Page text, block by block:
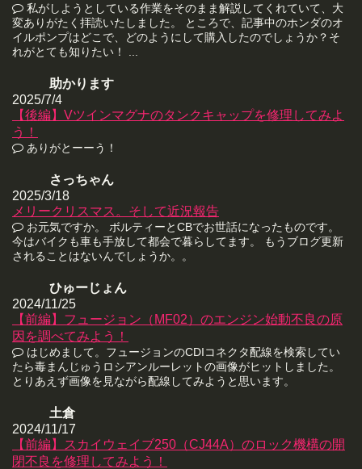
私がしようとしている作業をそのまま解説してくれていて、大
変ありがたく拝読いたしました。 ところで、記事中のホンダのオ
イルポンプはどこで、どのようにして購入したのでしょうか？そ
れがとても知りたい！ ...
助かります
2025/7/4
【後編】Vツインマグナのタンクキャップを修理してみよ
う！
ありがとーーう！
さっちゃん
2025/3/18
メリークリスマス。そして近況報告
お元気ですか。 ボルティーとCBでお世話になったものです。
今はバイクも車も手放して都会で暮らしてます。 もうブログ更新
されることはないんでしょうか。。
ひゅーじょん
2024/11/25
【前編】フュージョン（MF02）のエンジン始動不良の原
因を調べてみよう！
はじめまして。フュージョンのCDIコネクタ配線を検索してい
たら毒まんじゅうロシアンルーレットの画像がヒットしました。
とりあえず画像を見ながら配線してみようと思います。
土倉
2024/11/17
【前編】スカイウェイブ250（CJ44A）のロック機構の開
閉不良を修理してみよう！